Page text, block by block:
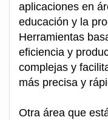
aplicaciones en
educación y la
Herramientas
eficiencia y
complejas y
más precisa y
Otra área que